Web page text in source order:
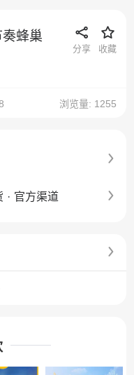
蜂巢
分享 收藏
浏览量: 1255
· 官方渠道